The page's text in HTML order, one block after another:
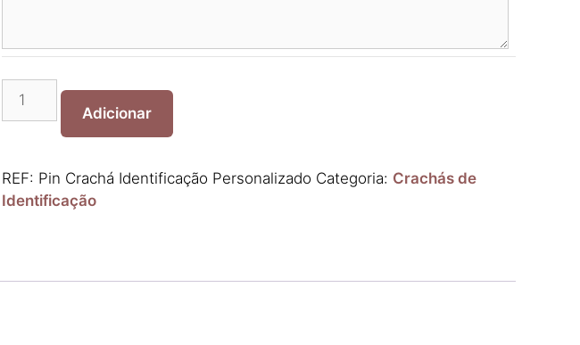
Quantidade
Identificação
Personalizado
Adicionar
REF: Pin Crachá Identificação Personalizado Categoria: Crachás de
Identificação